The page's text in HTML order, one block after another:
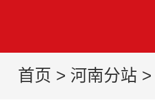
首页 > 河南分站 >